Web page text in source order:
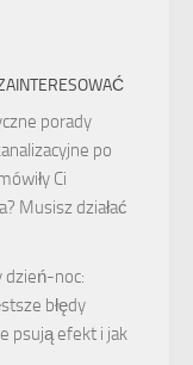
porady
po
Ci
Musisz działać
dzień-noc:
błędy
psują efekt i jak